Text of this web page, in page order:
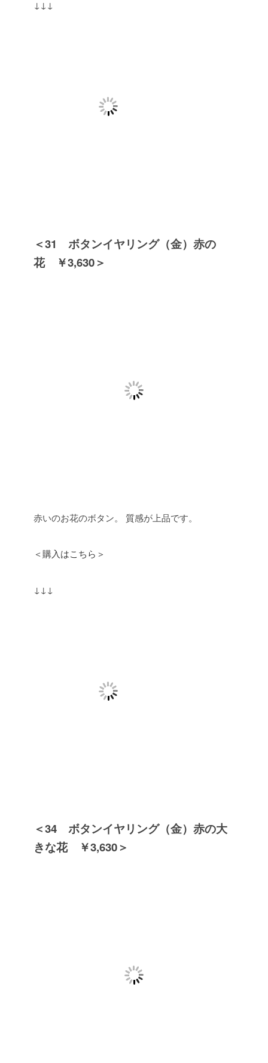
↓↓↓
＜31 ボタンイヤリング（金）赤の
花 ￥3,630＞
赤いのお花のボタン。 質感が上品です。
＜購入はこちら＞
↓↓↓
＜34 ボタンイヤリング（金）赤の大
きな花 ￥3,630＞